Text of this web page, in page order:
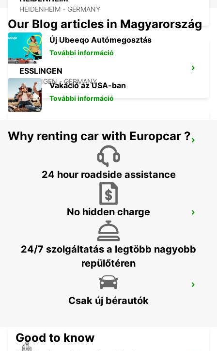
HEIDENHEIM - GERMANY
ESSLINGEN
ESSLINGEN - GERMANY
SCHWAEBISCH HALL
SCHWAEBISCH HALL - GERMANY
WAIBLINGEN
WAIBLINGEN - GERMANY
NUERTINGEN - GERMANY
Our Blog articles in Magyarország
Új Ubeeqo Autómegosztás
További információ
Vakáció az USA-ban
További információ
Why renting car with Europcar ?
24 hour roadside assistance
No hidden charge
24/7 szolgáltatás a legtöbb nagyobb
repülőtéren
Csak új bérautók
Good to know